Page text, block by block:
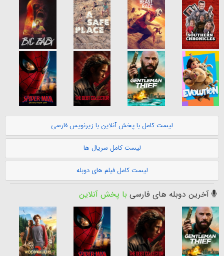
لیست کامل با پخش آنلاین با زیرنویس فارسی
لیست کامل سریال ها
لیست کامل فیلم های دوبله
آخرین دوبله های فارسی با پخش آنلاین